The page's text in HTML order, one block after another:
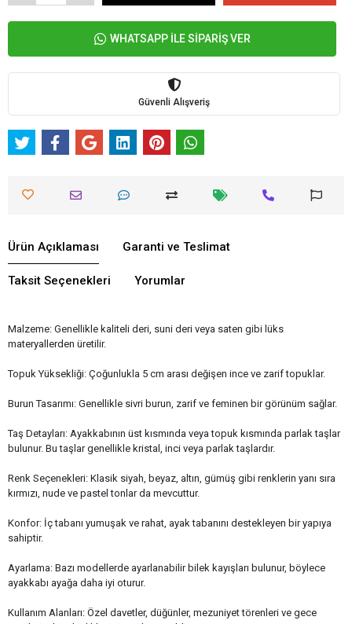
WHATSAPP İLE SİPARİŞ VER
Güvenli Alışveriş
Ürün Açıklaması Garanti ve Teslimat
Taksit Seçenekleri Yorumlar
Malzeme: Genellikle kaliteli deri, suni deri veya saten gibi lüks
materyallerden üretilir.
Topuk Yüksekliği: Çoğunlukla 5 cm arası değişen ince ve zarif topuklar.
Burun Tasarımı: Genellikle sivri burun, zarif ve feminen bir görünüm sağlar.
Taş Detayları: Ayakkabının üst kısmında veya topuk kısmında parlak taşlar
bulunur. Bu taşlar genellikle kristal, inci veya parlak taşlardır.
Renk Seçenekleri: Klasik siyah, beyaz, altın, gümüş gibi renklerin yanı sıra
kırmızı, nude ve pastel tonlar da mevcuttur.
Konfor: İç tabanı yumuşak ve rahat, ayak tabanını destekleyen bir yapıya
sahiptir.
Ayarlama: Bazı modellerde ayarlanabilir bilek kayışları bulunur, böylece
ayakkabı ayağa daha iyi oturur.
Kullanım Alanları: Özel davetler, düğünler, mezuniyet törenleri ve gece